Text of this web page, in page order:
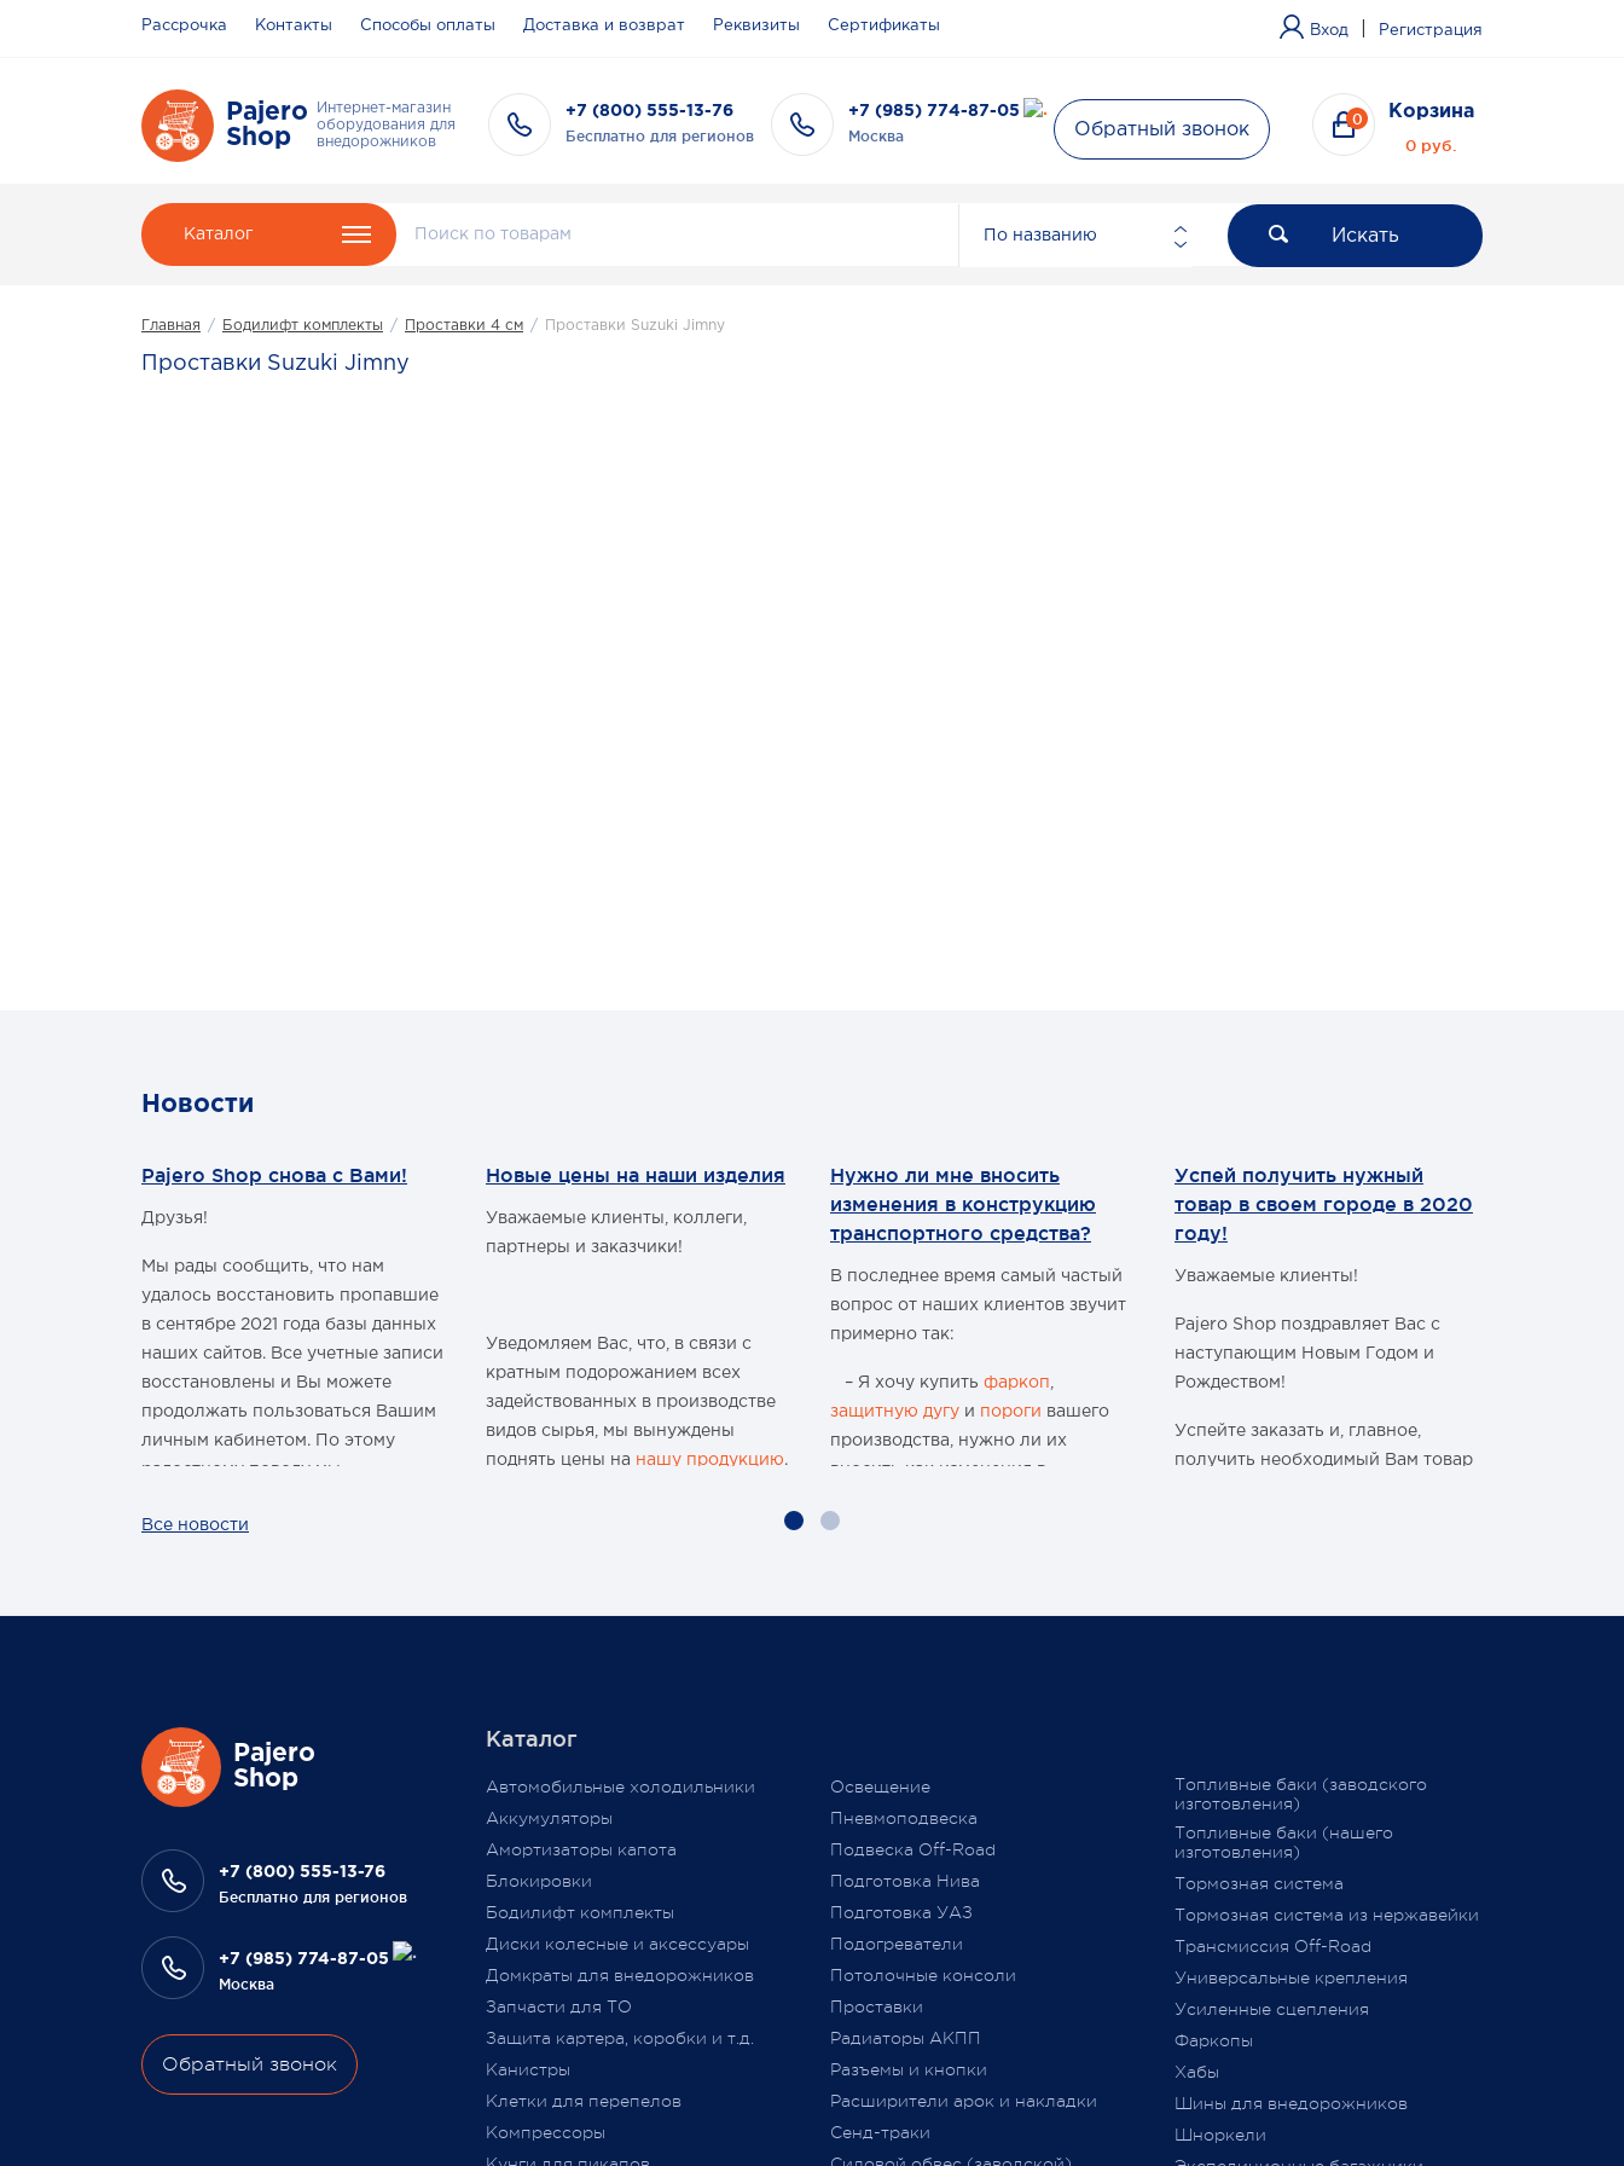
Рассрочка Контакты Способы оплаты Доставка и возврат Реквизиты Сертификаты Вход Регистрация
Pajero
Shop
Интернет-магазин
оборудования для
внедорожников
+7 (800) 555-13-76
Бесплатно для регионов
+7 (985) 774-87-05
Москва Обратный звонок
0 Корзина
0 руб.
Каталог По названию Искать
Главная / Бодилифт комплекты / Проставки 4 см / Проставки Suzuki Jimny
Проставки Suzuki Jimny
Новости
Pajero Shop снова с Вами!
Друзья!
Мы рады сообщить, что нам
удалось восстановить пропавшие
в сентябре 2021 года базы данных
наших сайтов. Все учетные записи
восстановлены и Вы можете
продолжать пользоваться Вашим
личным кабинетом. По этому
радостному поводу мы
покупателю промокод со скидкой
Маруся от VK. Он отобразится в
Также 1 марта 2022 года мы
разыграем одну умную колонку
среди наших покупателей,
этого года.
Всегда Ваш, Pajero Shop
3 февраля 2022
Новые цены на наши изделия
Уважаемые клиенты, коллеги,
партнеры и заказчики!
Уведомляем Вас, что, в связи с
кратным подорожанием всех
задействованных в производстве
видов сырья, мы вынуждены
поднять цены на нашу продукцию.
повысить цены вновь...
что Вы выбираете нас и надежду
на дальнейшее плодотворное
сотрудничество.
Ваш Pajero Shop.
9 июля 2021
Нужно ли мне вносить
изменения в конструкцию
транспортного средства?
В последнее время самый частый
вопрос от наших клиентов звучит
примерно так:
– Я хочу купить фаркоп
защитную дугу и пороги вашего
производства, нужно ли их
вносить как изменения в
средства и что мне будет, если
технического регламента
Таможенного союза (
018/2011) «О безопасности
колесных транспортных средств»
принятого Решением Комиссии
Таможенного союза от 09.12.2011 г.
№ 877 (с изменениями)
«Одобрение Типа Транспортного
Средства
далее –
После прохождения всех
испытаний и проверок на
соответствие требований
Успей получить нужный
товар в своем городе в 2020
году!
Уважаемые клиенты!
Pajero Shop поздравляет Вас с
наступающим Новым Годом и
Рождеством!
Успейте заказать и, главное,
получить необходимый Вам товар
График последних отправок "ПЭК"
15 декабря 2020
Все новости
Pajero
Shop
+7 (800) 555-13-76
Бесплатно для регионов
+7 (985) 774-87-05
Москва
Обратный звонок
Каталог
Автомобильные холодильники
Аккумуляторы
Амортизаторы капота
Блокировки
Бодилифт комплекты
Диски колесные и аксессуары
Домкраты для внедорожников
Запчасти для ТО
Защита картера, коробки и т.д.
Канистры
Клетки для перепелов
Компрессоры
Освещение
Пневмоподвеска
Подвеска Off-Road
Подготовка Нива
Подготовка УАЗ
Подогреватели
Потолочные консоли
Проставки
Радиаторы АКПП
Разъемы и кнопки
Расширители арок и накладки
Сенд-траки
Топливные баки (заводского
изготовления)
Топливные баки (нашего
изготовления)
Тормозная система
Тормозная система из нержавейки
Трансмиссия Off-Road
Универсальные крепления
Усиленные сцепления
Фаркопы
Хабы
Шины для внедорожников
Шноркели